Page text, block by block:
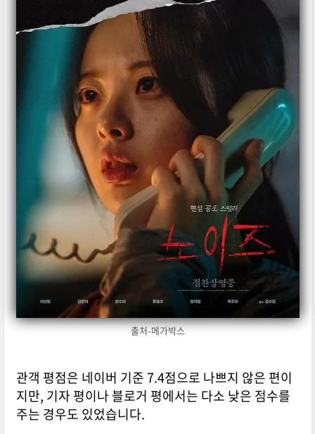
출처-메가박스
관객 평점은 네이버 기준 7.4점으로 나쁘지 않은 편이
지만, 기자 평이나 블로거 평에서는 다소 낮은 점수를
주는 경우도 있었습니다.